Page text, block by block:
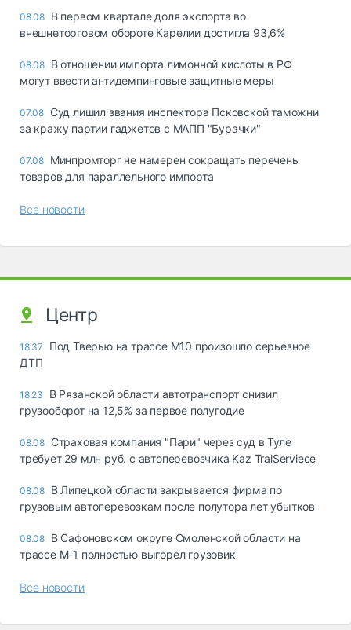
08.08 В первом квартале доля экспорта во
внешнеторговом обороте Карелии достигла 93,6%
08.08 В отношении импорта лимонной кислоты в РФ
могут ввести антидемпинговые защитные меры
07.08 Суд лишил звания инспектора Псковской таможни
за кражу партии гаджетов с МАПП "Бурачки"
07.08 Минпромторг не намерен сокращать перечень
товаров для параллельного импорта
Все новости
Центр
18:37
Под Тверью на трассе М10 произошло серьезное
ДТП
18:23
В Рязанской области автотранспорт снизил
грузооборот на 12,5% за первое полугодие
08.08 Страховая компания "Пари" через суд в Туле
требует 29 млн руб. с автоперевозчика Kaz TralServiece
08.08 В Липецкой области закрывается фирма по
грузовым автоперевозкам после полутора лет убытков
08.08 В Сафоновском округе Смоленской области на
трассе М-1 полностью выгорел грузовик
Все новости